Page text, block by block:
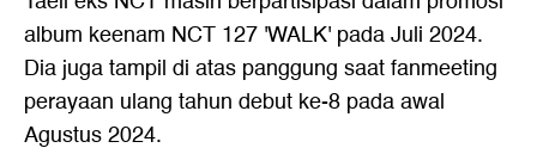
album keenam NCT 127 'WALK' pada Juli 2024.
Dia juga tampil di atas panggung saat fanmeeting
perayaan ulang tahun debut ke-8 pada awal
Agustus 2024.